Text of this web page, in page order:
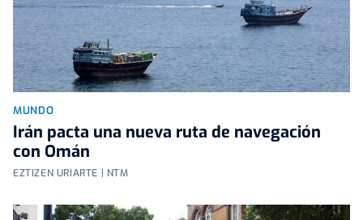
MUNDO
Irán pacta una nueva ruta de navegación
con Omán
EZTIZEN URIARTE | NTM